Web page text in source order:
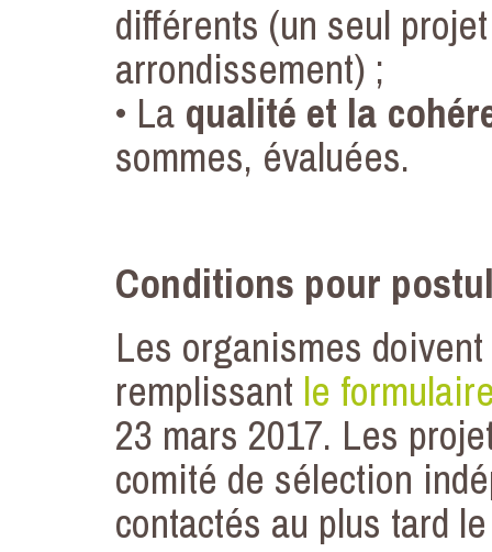
différents (un seul
arrondissement) ;
• La qualité et la
sommes, évaluées.
Conditions pour
Les organismes
remplissant le
23 mars 2017. Les
comité de sélection
contactés au plus tard